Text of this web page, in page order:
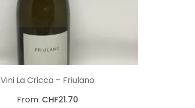
CHOIX DES OPTIONS
Vini La Cricca – Friulano
From: CHF21.70